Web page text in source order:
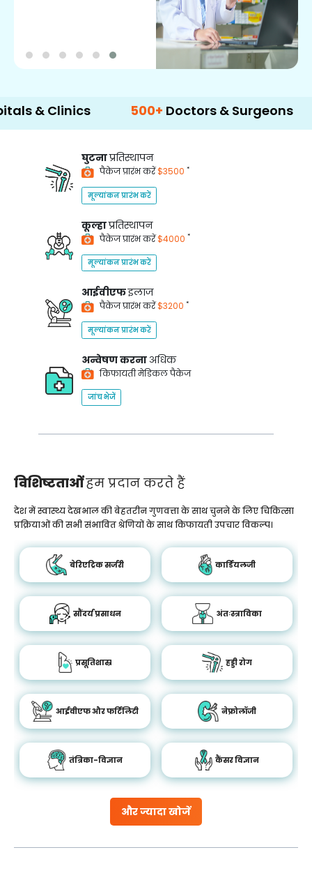
500+ Doctors & Surgeons 14+
घुटनाप्रतिस्थापन
पैकेज प्रारंभ करें$3500 *
मूल्यांकन प्रारंभ करें
कूल्हाप्रतिस्थापन
पैकेज प्रारंभ करें$4000 *
मूल्यांकन प्रारंभ करें
आईवीएफइलाज
पैकेज प्रारंभ करें$3200 *
मूल्यांकन प्रारंभ करें
अन्वेषण करना अधिक
किफायती मेडिकल पैकेज
जांच भेजें
विशिष्टताओंहम प्रदान करते हैं
और ज्यादा खोजें
देश में स्वास्थ्य देखभाल की बेहतरीन गुणवत्ता के साथ चुनने के लिए चिकित्सा
प्रक्रियाओं की सभी संभावित श्रेणियों के साथ किफायती उपचार विकल्प।
बेरिएट्रिक सर्जरी कार्डियलजी
सौंदर्य प्रसाधन अंतःस्त्राविका
प्रसूतिशास्र हड्डी रोग
आईवीएफ और फर्टिलिटी नेफ्रोलॉजी
तंत्रिका-विज्ञान कैंसर विज्ञान